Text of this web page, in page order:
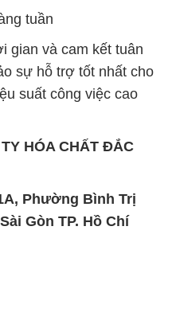
tuần
gian và cam kết tuân
sự hỗ trợ tốt nhất cho
suất công việc cao
HÓA CHẤT ĐẮC
Phường Bình Trị
Gòn TP. Hồ Chí